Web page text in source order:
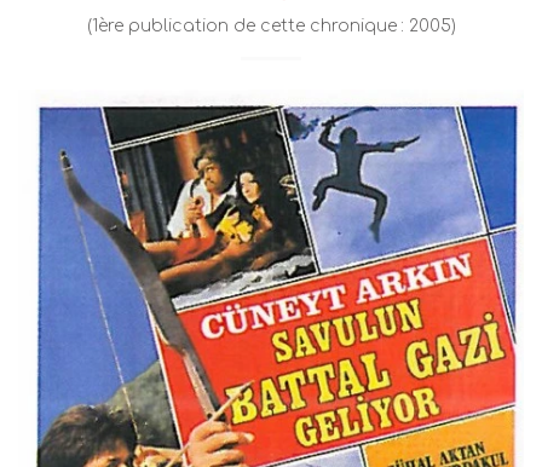
(1ère publication de cette chronique : 2005)